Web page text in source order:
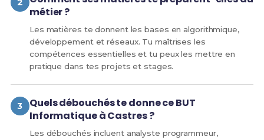
métier ?
Les matières te donnent les bases en algorithmique,
développement et réseaux. Tu maîtrises les
compétences essentielles et tu peux les mettre en
pratique dans tes projets et stages.
Quels débouchés te donne ce BUT
Informatique à Castres ?
Les débouchés incluent analyste programmeur,